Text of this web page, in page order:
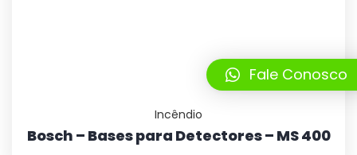
Incêndio
Bosch – Bases para Detectores – MS 400
Fale Conosco